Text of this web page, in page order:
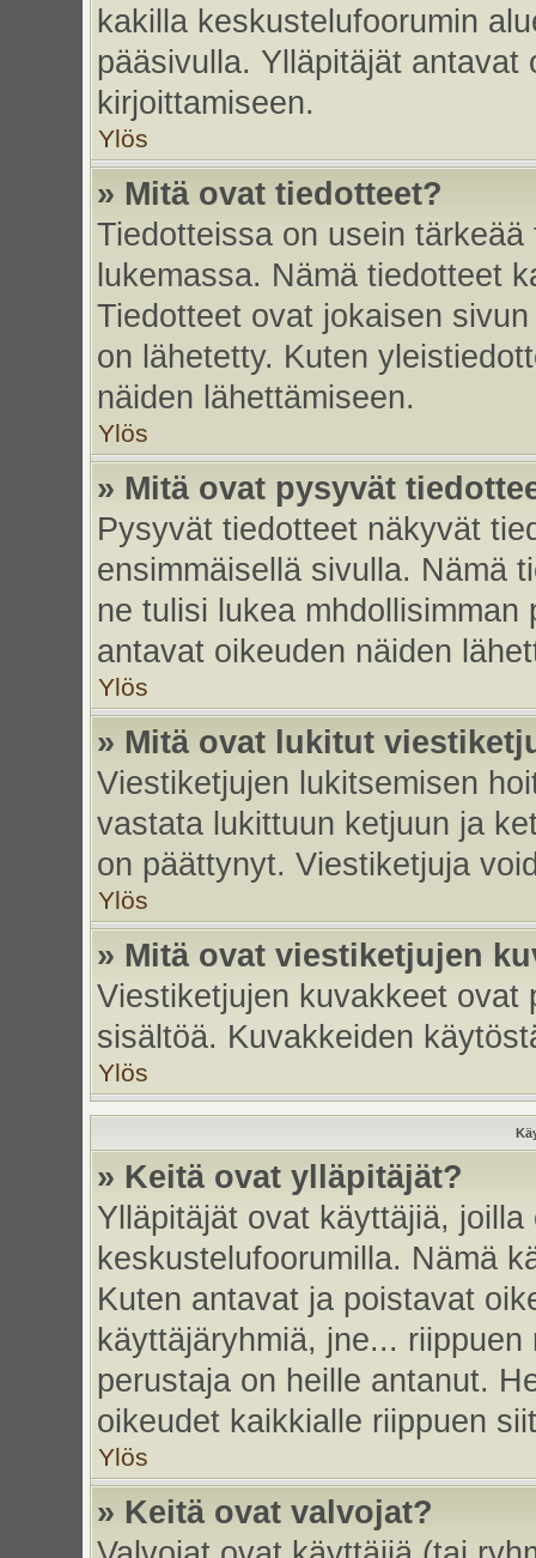
kakilla keskustelufoorumin
pääsivulla. Ylläpitäjät antavat
kirjoittamiseen.
Ylös
» Mitä ovat tiedotteet?
Tiedotteissa on usein
lukemassa. Nämä tiedotteet
Tiedotteet ovat jokaisen
on lähetetty. Kuten
näiden lähettämiseen.
Ylös
» Mitä ovat pysyvät
Pysyvät tiedotteet näkyvät
ensimmäisellä sivulla. Nämä
ne tulisi lukea
antavat oikeuden näiden
Ylös
» Mitä ovat lukitut
Viestiketjujen lukitsemisen
vastata lukittuun ketjuun ja
on päättynyt. Viestiketjuja
Ylös
» Mitä ovat viestiketjujen
Viestiketjujen kuvakkeet ovat
sisältöä. Kuvakkeiden
Ylös
» Keitä ovat ylläpitäjät?
Ylläpitäjät ovat käyttäjiä,
keskustelufoorumilla. Nämä
Kuten antavat ja poistavat
käyttäjäryhmiä, jne...
perustaja on heille antanut.
oikeudet kaikkialle riippuen
Ylös
» Keitä ovat valvojat?